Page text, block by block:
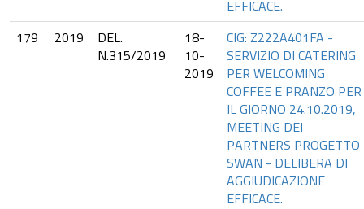
EFFICACE.
179
2019
DEL.
N.315/2019
18-
10-
2019
CIG: Z222A401FA -
SERVIZIO DI CATERING
PER WELCOMING
COFFEE E PRANZO PER
IL GIORNO 24.10.2019,
MEETING DEI
PARTNERS PROGETTO
SWAN - DELIBERA DI
AGGIUDICAZIONE
EFFICACE.